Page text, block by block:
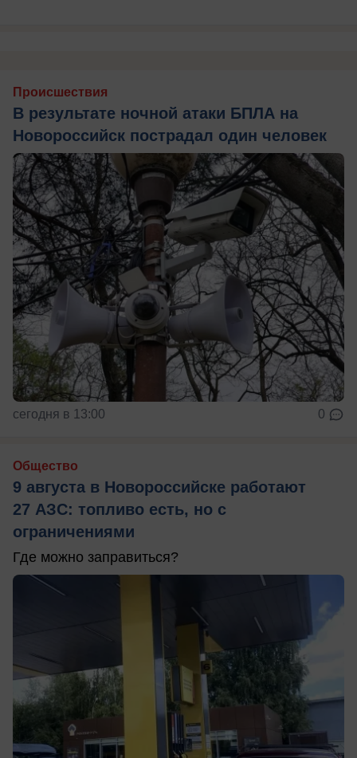
Происшествия
В результате ночной атаки БПЛА на
Новороссийск пострадал один человек
сегодня в 13:00 0
Общество
9 августа в Новороссийске работают
27 АЗС: топливо есть, но с
ограничениями
Где можно заправиться?